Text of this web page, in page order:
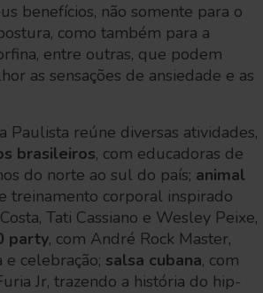
benefícios, não somente para o
como também para a
entre outras, que podem
as sensações de ansiedade e as
Paulista reúne diversas atividades,
brasileiros, com educadoras de
do norte ao sul do país; animal
treinamento corporal inspirado
Tati Cassiano e Wesley Peixe,
party, com André Rock Master,
celebração; salsa cubana, com
Jr, trazendo a história do hip-